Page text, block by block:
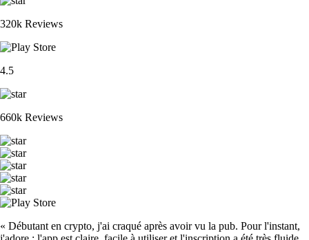
320k Reviews
4.5
660k Reviews
« Débutant en crypto, j'ai craqué après avoir vu la pub. Pour l'instant,